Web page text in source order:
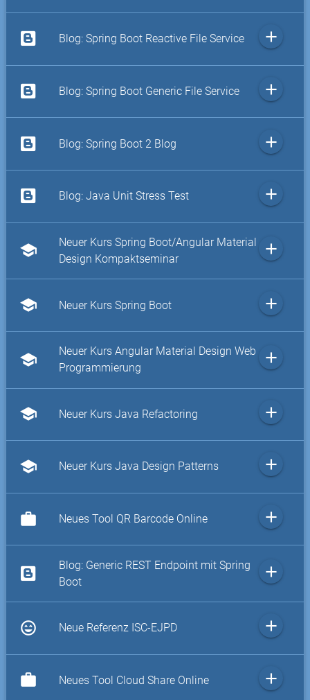
Blog: Spring Boot Reactive File Service add
Blog: Spring Boot Generic File Service add
Blog: Spring Boot 2 Blog add
Blog: Java Unit Stress Test add
school
Neuer Kurs Spring Boot/Angular Material
Design Kompaktseminar
add
school Neuer Kurs Spring Boot add
school
Neuer Kurs Angular Material Design Web
Programmierung
add
school Neuer Kurs Java Refactoring add
school Neuer Kurs Java Design Patterns add
work Neues Tool QR Barcode Online add
Blog: Generic REST Endpoint mit Spring
Boot
add
sentiment_very_satisfied Neue Referenz ISC-EJPD add
work Neues Tool Cloud Share Online add